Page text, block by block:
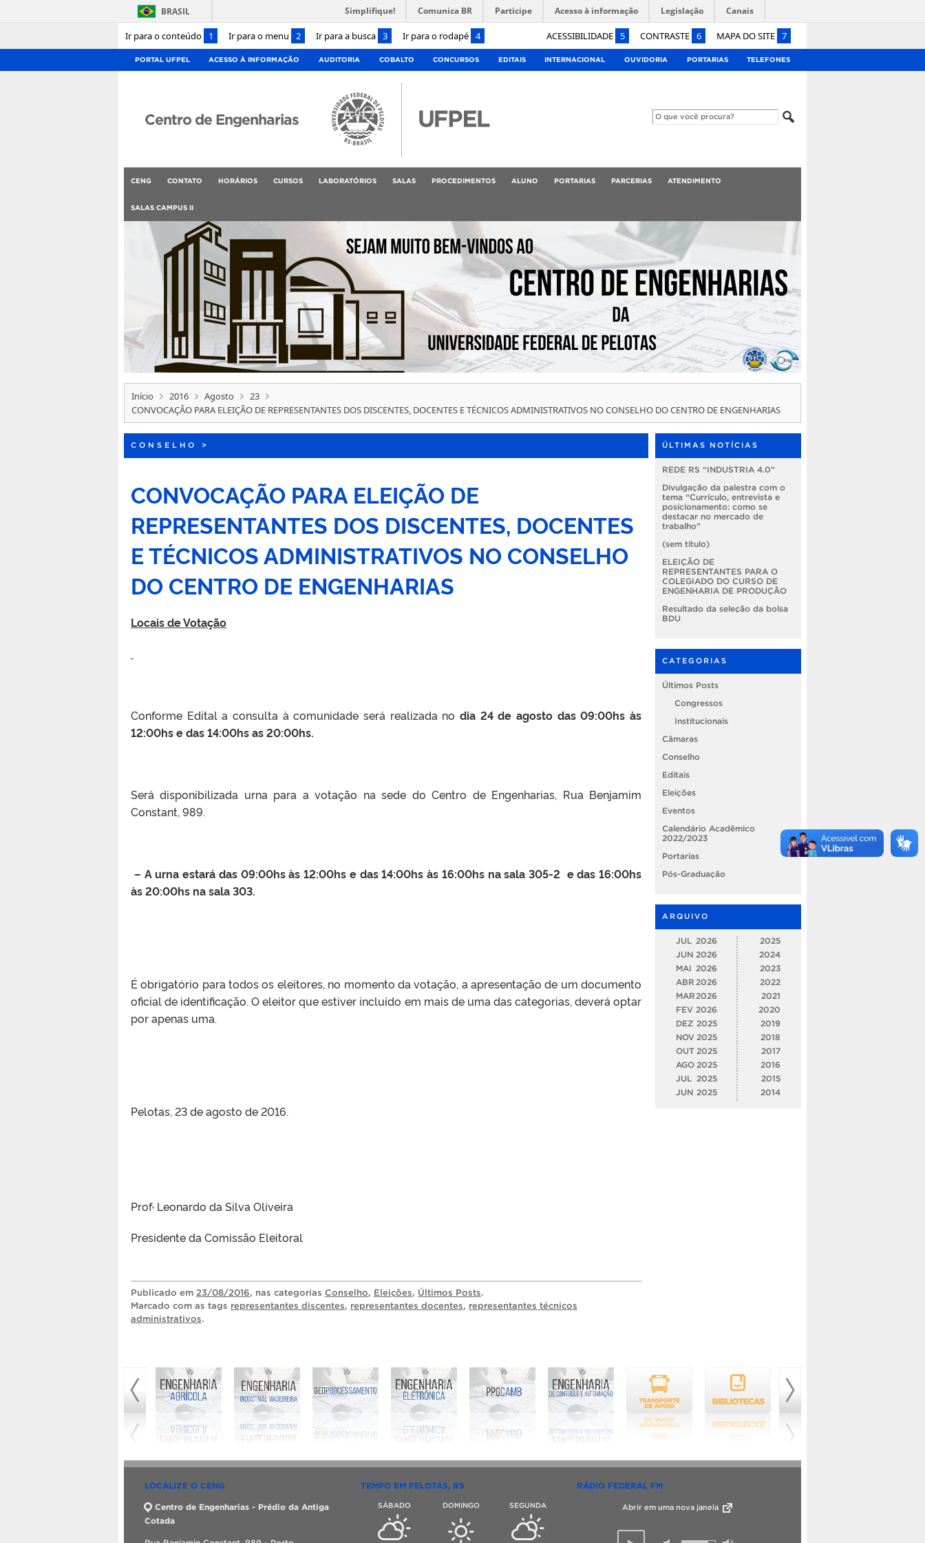
Ir para o conteúdo 1 Ir para o menu 2 Ir para a busca 3 Ir para o rodapé 4 ACESSIBILIDADE 5 CONTRASTE 6 MAPA DO SITE 7
BRASIL Simplifique! Comunica BR Participe Acesso à informação Legislação Canais
PORTAL UFPEL ACESSO À INFORMAÇÃO AUDITORIA COBALTO CONCURSOS EDITAIS INTERNACIONAL OUVIDORIA PORTARIAS TELEFONES
Centro de Engenharias
CENG CONTATO HORÁRIOS CURSOS LABORATÓRIOS SALAS PROCEDIMENTOS ALUNO PORTARIAS PARCERIAS ATENDIMENTO
SALAS CAMPUS II
Início 2016 Agosto
23
CONVOCAÇÃO PARA ELEIÇÃO DE REPRESENTANTES DOS DISCENTES, DOCENTES E TÉCNICOS ADMINISTRATIVOS NO CONSELHO DO CENTRO DE ENGENHARIAS
CONSELHO >
CONVOCAÇÃO PARA ELEIÇÃO DE
REPRESENTANTES DOS DISCENTES, DOCENTES
E TÉCNICOS ADMINISTRATIVOS NO CONSELHO
DO CENTRO DE ENGENHARIAS
Locais de Votação
Conforme Edital a consulta à comunidade será realizada no dia 24 de agosto das 09:00hs às
12:00hs e das 14:00hs as 20:00hs.
Será disponibilizada urna para a votação na sede do Centro de Engenharias, Rua Benjamim
Constant, 989.
– A urna estará das 09:00hs às 12:00hs e das 14:00hs às 16:00hs na sala 305-2 e das 16:00hs
às 20:00hs na sala 303.
É obrigatório para todos os eleitores, no momento da votação, a apresentação de um documento
oficial de identificação. O eleitor que estiver incluído em mais de uma das categorias, deverá optar
por apenas uma.
Pelotas, 23 de agosto de 2016.
Prof. Leonardo da Silva Oliveira
Presidente da Comissão Eleitoral
Publicado em 23/08/2016, nas categorias Conselho, Eleições, Últimos Posts.
Marcado com as tags representantes discentes, representantes docentes, representantes técnicos
administrativos.
ÚLTIMAS NOTÍCIAS
REDE RS “INDUSTRIA 4.0”
Divulgação da palestra com o
tema “Currículo, entrevista e
posicionamento: como se
destacar no mercado de
trabalho”
(sem título)
ELEIÇÃO DE
REPRESENTANTES PARA O
COLEGIADO DO CURSO DE
ENGENHARIA DE PRODUÇÃO
Resultado da seleção da bolsa
BDU
CATEGORIAS
Últimos Posts
Congressos
Institucionais
Câmaras
Conselho
Editais
Eleições
Eventos
Calendário Acadêmico
2022/2023
Portarias
Pós-Graduação
ARQUIVO
JUL 2026
JUN 2026
MAI
2026
ABR 2026
MAR 2026
FEV 2026
DEZ 2025
NOV 2025
OUT 2025
AGO 2025
JUL
2025
JUN 2025
2025
2024
2023
2022
2021
2020
2019
2018
2017
2016
2015
2014
LOCALIZE O CENG
Centro de Engenharias - Prédio da Antiga
Cotada
TEMPO EM PELOTAS, RS
SÁBADO DOMINGO SEGUNDA
RÁDIO FEDERAL FM
Abrir em uma nova janela